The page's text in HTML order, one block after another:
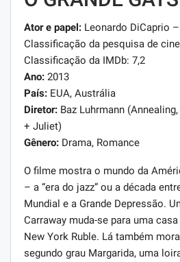
Ator e papel: Leonardo DiCaprio
Classificação da pesquisa de
Classificação da IMDb: 7,2
Ano: 2013
País: EUA, Austrália
Diretor: Baz Luhrmann
+ Juliet)
Gênero: Drama, Romance
O filme mostra o mundo da
– a “era do jazz” ou a década
Mundial e a Grande Depressão.
Carraway muda-se para uma
New York Ruble. Lá também
segundo grau Margarida, uma